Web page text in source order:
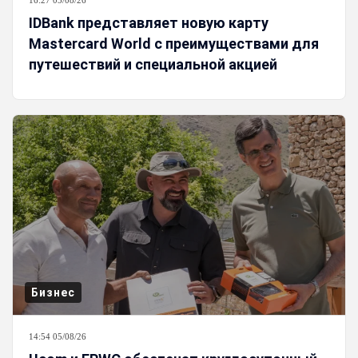
IDBank представляет новую карту
Mastercard World с преимуществами для
путешествий и специальной акцией
Бизнес
14:54 05/08/26